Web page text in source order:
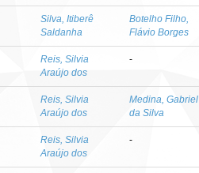
Silva, Itiberê
Saldanha
Botelho Filho,
Flávio Borges
Reis, Silvia
Araújo dos
-
Reis, Silvia
Araújo dos
Medina, Gabriel
da Silva
Reis, Silvia
Araújo dos
-